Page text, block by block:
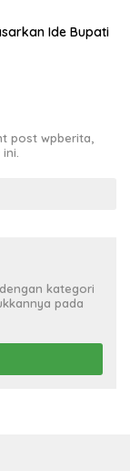
Ide Bupati
post wpberita,
kategori
pada